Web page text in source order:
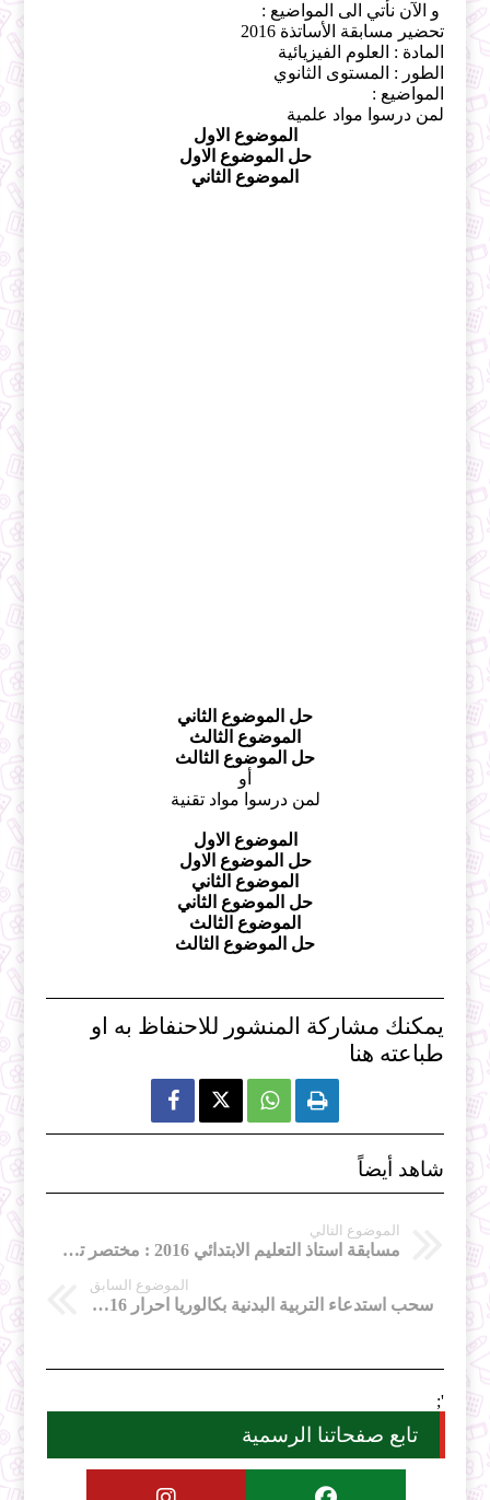
و الآن نأتي الى المواضيع :
تحضير مسابقة الأساتذة 2016
المادة : العلوم الفيزيائية
الطور : المستوى الثانوي
المواضيع :
لمن درسوا مواد علمية
الموضوع الاول
حل الموضوع الاول
الموضوع الثاني
حل الموضوع الثاني
الموضوع الثالث
حل الموضوع الثالث
أو
لمن درسوا مواد تقنية
الموضوع الاول
حل الموضوع الاول
الموضوع الثاني
حل الموضوع الثاني
الموضوع الثالث
حل الموضوع الثالث
يمكنك مشاركة المنشور للاحنفاظ به او
طباعته هنا
  
شاهد أيضاً
الموضوع التالي
مسابقة استاذ التعليم الابتدائي 2016 : مختصر تاريخ الجزائر
الموضوع السابق
سحب استدعاء التربية البدنية بكالوريا احرار 2016 مديرية التربية لولاية عين الدفلى
';
تابع صفحاتنا الرسمية